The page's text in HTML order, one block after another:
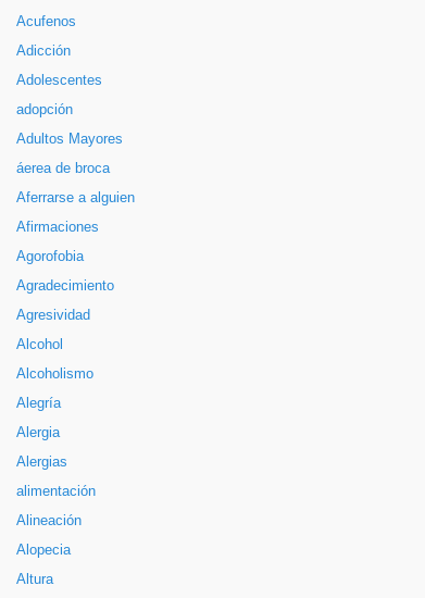
Acufenos
Adicción
Adolescentes
adopción
Adultos Mayores
áerea de broca
Aferrarse a alguien
Afirmaciones
Agorofobia
Agradecimiento
Agresividad
Alcohol
Alcoholismo
Alegría
Alergia
Alergias
alimentación
Alineación
Alopecia
Altura